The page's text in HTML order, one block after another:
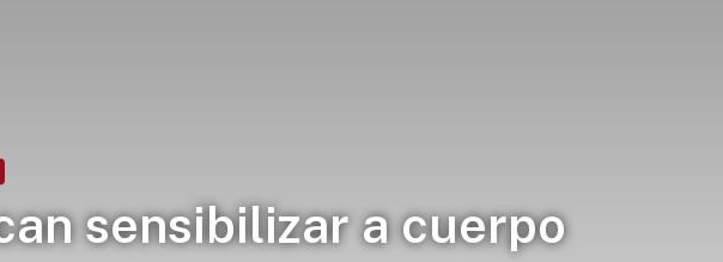
sensibilizar a cuerpo